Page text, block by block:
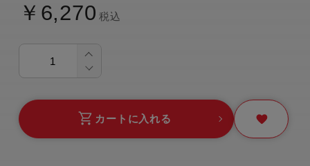
￥6,270 税込
カートに入れる